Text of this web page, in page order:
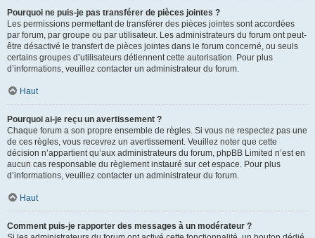
Pourquoi ne puis-je pas transférer de pièces jointes ?
Les permissions permettant de transférer des pièces jointes sont accordées
par forum, par groupe ou par utilisateur. Les administrateurs du forum ont peut-
être désactivé le transfert de pièces jointes dans le forum concerné, ou seuls
certains groupes d’utilisateurs détiennent cette autorisation. Pour plus
d’informations, veuillez contacter un administrateur du forum.
Haut
Pourquoi ai-je reçu un avertissement ?
Chaque forum a son propre ensemble de règles. Si vous ne respectez pas une
de ces règles, vous recevrez un avertissement. Veuillez noter que cette
décision n’appartient qu’aux administrateurs du forum, phpBB Limited n’est en
aucun cas responsable du règlement instauré sur cet espace. Pour plus
d’informations, veuillez contacter un administrateur du forum.
Haut
Comment puis-je rapporter des messages à un modérateur ?